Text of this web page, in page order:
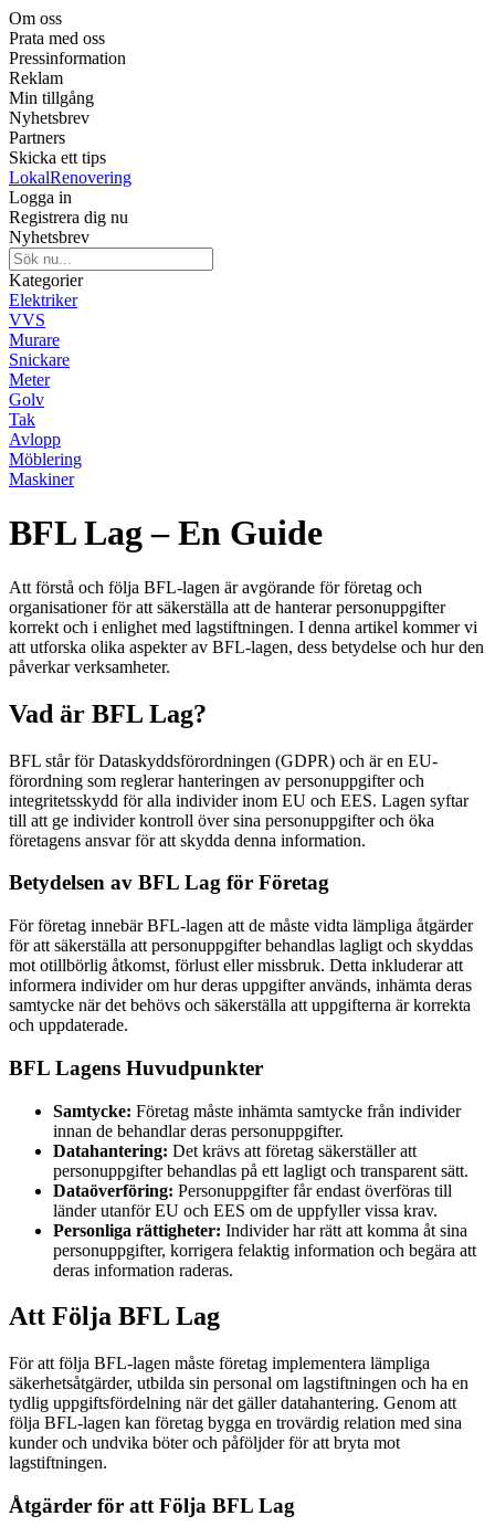
Om oss
Prata med oss
Pressinformation
Reklam
Min tillgång
Nyhetsbrev
Partners
Skicka ett tips
LokalRenovering
Logga in
Registrera dig nu
Nyhetsbrev
Kategorier
Elektriker
VVS
Murare
Snickare
Meter
Golv
Tak
Avlopp
Möblering
Maskiner
BFL Lag – En Guide
Att förstå och följa BFL-lagen är avgörande för företag och
organisationer för att säkerställa att de hanterar personuppgifter
korrekt och i enlighet med lagstiftningen. I denna artikel kommer vi
att utforska olika aspekter av BFL-lagen, dess betydelse och hur den
påverkar verksamheter.
Vad är BFL Lag?
BFL står för Dataskyddsförordningen (GDPR) och är en EU-
förordning som reglerar hanteringen av personuppgifter och
integritetsskydd för alla individer inom EU och EES. Lagen syftar
till att ge individer kontroll över sina personuppgifter och öka
företagens ansvar för att skydda denna information.
Betydelsen av BFL Lag för Företag
För företag innebär BFL-lagen att de måste vidta lämpliga åtgärder
för att säkerställa att personuppgifter behandlas lagligt och skyddas
mot otillbörlig åtkomst, förlust eller missbruk. Detta inkluderar att
informera individer om hur deras uppgifter används, inhämta deras
samtycke när det behövs och säkerställa att uppgifterna är korrekta
och uppdaterade.
BFL Lagens Huvudpunkter
Samtycke: Företag måste inhämta samtycke från individer
innan de behandlar deras personuppgifter.
Datahantering: Det krävs att företag säkerställer att
personuppgifter behandlas på ett lagligt och transparent sätt.
Dataöverföring: Personuppgifter får endast överföras till
länder utanför EU och EES om de uppfyller vissa krav.
Personliga rättigheter: Individer har rätt att komma åt sina
personuppgifter, korrigera felaktig information och begära att
deras information raderas.
Att Följa BFL Lag
För att följa BFL-lagen måste företag implementera lämpliga
säkerhetsåtgärder, utbilda sin personal om lagstiftningen och ha en
tydlig uppgiftsfördelning när det gäller datahantering. Genom att
följa BFL-lagen kan företag bygga en trovärdig relation med sina
kunder och undvika böter och påföljder för att bryta mot
lagstiftningen.
Åtgärder för att Följa BFL Lag